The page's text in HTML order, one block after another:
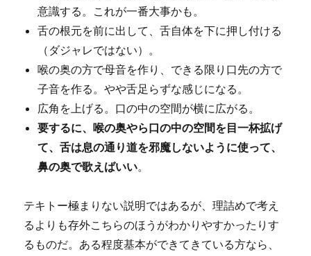
意識する。これが一番大事かも。
舌の根元を前に出して、舌自体を下に押し付ける
（ダジャレではない）。
喉の奥の方で母音を作り、できる限り口先の方で
子音を作る。やや舌足らずな感じになる。
広角を上げる。口の中の空間が横に広がる。
要するに、喉の奥やら口の中の空間を目一杯拡げ
て、舌は息の通り道を邪魔しないように使って、
鼻の奥で歌えばいい。
テキトー極まりない説明ではあるが、理詰めで考え
るよりも存外こちらのほうがわかりやすかったりす
るものだ。ある程度基本ができてきている方なら、